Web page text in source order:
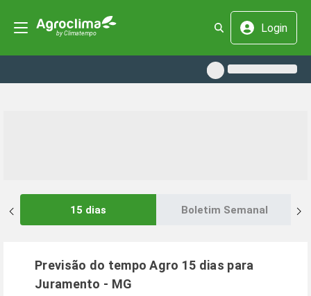
Login
15 dias Boletim Semanal
Previsão do tempo Agro 15 dias para
Juramento - MG